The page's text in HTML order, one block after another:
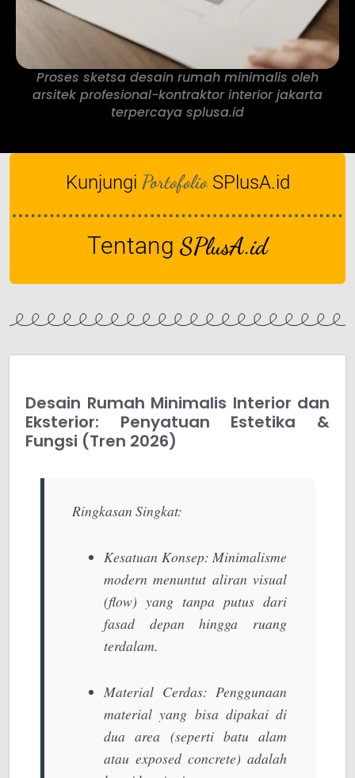
Proses sketsa desain rumah minimalis oleh
arsitek profesional-kontraktor interior jakarta
terpercaya splusa.id
Kunjungi Portofolio SPlusA.id
Tentang SPlusA.id
Desain Rumah Minimalis Interior dan
Eksterior: Penyatuan Estetika &
Fungsi (Tren 2026)
Ringkasan Singkat:
Kesatuan Konsep: Minimalisme
modern menuntut aliran visual
(flow) yang tanpa putus dari
fasad depan hingga ruang
terdalam.
Material Cerdas: Penggunaan
material yang bisa dipakai di
dua area (seperti batu alam
atauexposed concrete) adalah